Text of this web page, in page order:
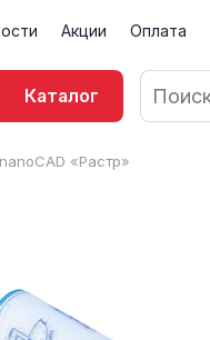
Акции Оплата
Каталог
«Растр»